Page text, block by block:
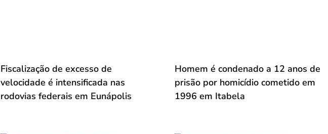
Fiscalização de excesso de
velocidade é intensificada nas
rodovias federais em Eunápolis
Homem é condenado a 12 anos de
prisão por homicídio cometido em
1996 em Itabela